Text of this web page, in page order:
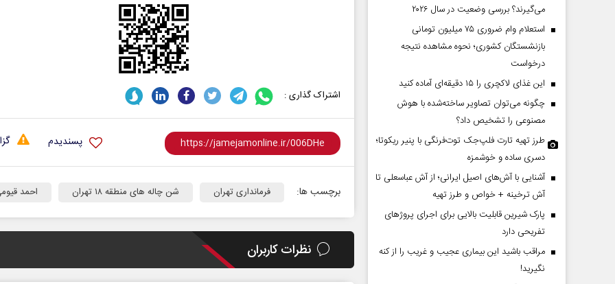
اشتراک گذاری :
پسندیدم
برچسب ها: فرمانداری تهران شن چاله های منطقه ۱۸ تهران احمد
نظرات کاربران
می‌گیرند؟ بررسی وضعیت در سال ۲۰۲۶
استعلام وام ضروری ۷۵ میلیون تومانی
بازنشستگان کشوری؛ نحوه مشاهده نتیجه
درخواست
این غذای لاکچری را ۱۵ دقیقه‌ای آماده کنید
چگونه می‌توان تصاویر ساخته‌شده با هوش
مصنوعی را تشخیص داد؟
طرز تهیه تارت فلپ‌جک توت‌فرنگی با پنیر ریکوتا؛
دسری ساده و خوشمزه
آشنایی با آش‌های اصیل ایرانی؛ از آش عباسعلی تا
آش ترخینه + خواص و طرز تهیه
پارک شیرین قابلیت‌ بالایی برای اجرای پروژهای
تفریحی دارد
مراقب باشید این بیماری عجیب و غریب را از کنه
نگیرید!